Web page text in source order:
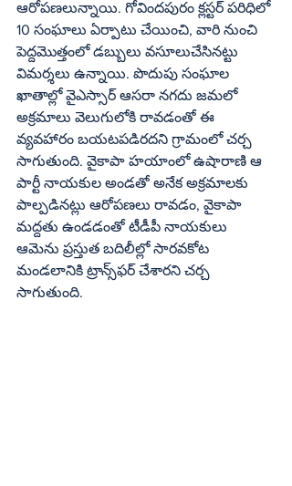
ఆరోపణలున్నాయి. గోవిందపురం క్లస్టర్‌ పరిధిలో
10 సంఘాలు ఏర్పాటు చేయించి, వారి నుంచి
పెద్దమొత్తంలో డబ్బులు వసూలుచేసినట్టు
విమర్శలు ఉన్నాయి. పొదుపు సంఘాల
ఖాతాల్లో వైఎస్సార్‌ ఆసరా నగదు జమలో
అక్రమాలు వెలుగులోకి రావడంతో ఈ
వ్యవహారం బయటపడిరదని గ్రామంలో చర్చ
సాగుతుంది. వైకాపా హయాంలో ఉషారాణి ఆ
పార్టీ నాయకుల అండతో అనేక అక్రమాలకు
పాల్పడినట్లు ఆరోపణలు రావడం, వైకాపా
మద్దతు ఉండడంతో టీడీపీ నాయకులు
ఆమెను ప్రస్తుత బదిలీల్లో సారవకోట
మండలానికి ట్రాన్స్‌ఫర్‌ చేశారని చర్చ
సాగుతుంది.